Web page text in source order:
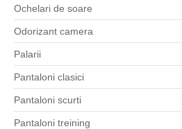
Ochelari de soare
Odorizant camera
Palarii
Pantaloni clasici
Pantaloni scurti
Pantaloni treining